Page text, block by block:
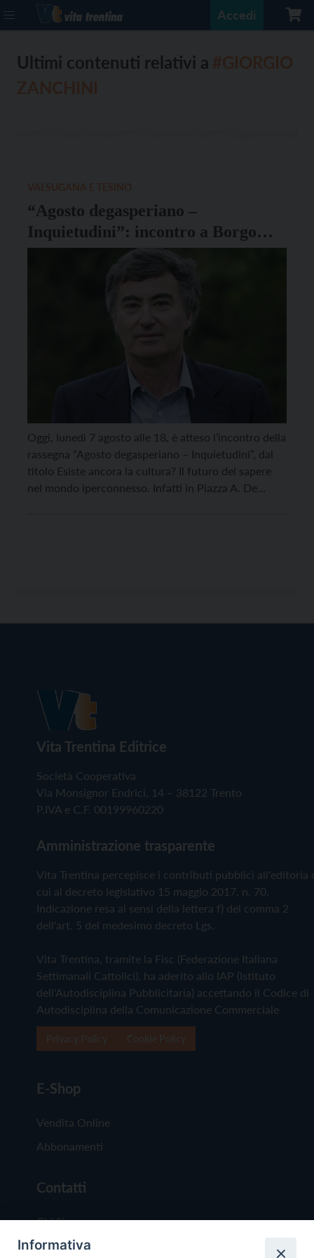
Accedi
Ultimi contenuti relativi a
“Agosto degasperiano –
Inquietudini”: incontro a Borgo
Valsugana con il giornalista Rai
Oggi, lunedì 7 agosto alle 18, è atteso l’incontro della
rassegna “Agosto degasperiano – Inquietudini”, dal
titolo Esiste ancora la cultura? Il futuro del sapere
nel mondo iperconnesso. Infatti in Piazza A. De
Vita Trentina Editrice
Società Cooperativa
Via Monsignor Endrici, 14 – 38122 Trento
P.IVA e C.F. 00199960220
Amministrazione trasparente
Vita Trentina percepisce i contributi pubblici all'editoria
cui al decreto legislativo 15 maggio 2017, n. 70.
Indicazione resa ai sensi della lettera f) del comma 2
dell'art. 5 del medesimo decreto Lgs.
Vita Trentina, tramite la Fisc (Federazione Italiana
Settimanali Cattolici), ha aderito allo IAP (Istituto
dell'Autodisciplina Pubblicitaria) accettando il Codice di
Autodisciplina della Comunicazione Commerciale
E-Shop
Vendita Online
Abbonamenti
Contatti
Chi Siamo
Redazione
Informativa